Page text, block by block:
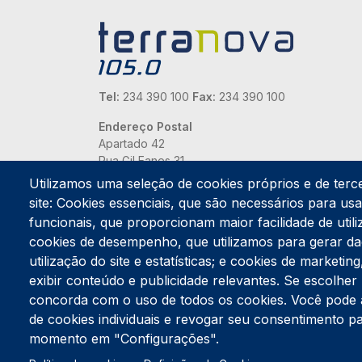
Tel: 234 390 100 Fax: 234 390 100
Endereço Postal
Apartado 42
Rua Gil Eanes 31
3834-908 Gafanha da Nazaré
Estúdios
Rua Prior Guerra
Edifício do Centro Cultural da Gafanha da Nazaré
3830-556 Gafanha da Nazaré
Utilizamos uma seleção de cookies próprios e de
site: Cookies essenciais, que são necessários para
funcionais, que proporcionam maior facilidade de
cookies de desempenho, que utilizamos para gerar
utilização do site e estatísticas; e cookies de
exibir conteúdo e publicidade relevantes. Se escolher
concorda com o uso de todos os cookies. Você pode
de cookies individuais e revogar seu consentimento
momento em "Configurações".